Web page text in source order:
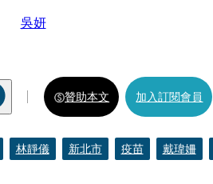
吳妍
贊助本文 加入訂閱會員
林靜儀 新北市 疫苗 戴瑋姍